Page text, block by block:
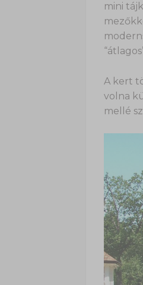
mini
A kert
volna
mellé